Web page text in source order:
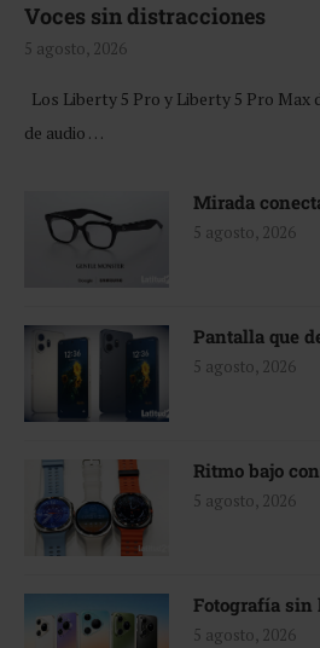
Voces sin distracciones
5 agosto, 2026
Los Liberty 5 Pro y Liberty 5 Pro Max
de audio …
Mirada
5 agosto, 2026
Pantalla que
5 agosto, 2026
Ritmo bajo
5 agosto, 2026
Fotografía sin
5 agosto, 2026